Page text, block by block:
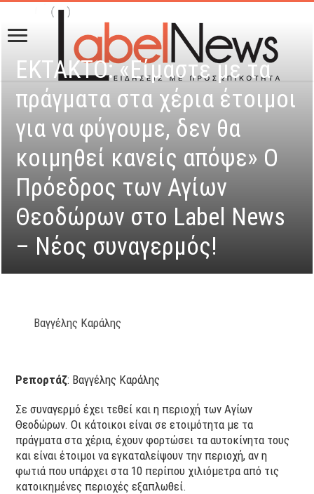
ΕΚΤΑΚΤΟ: «Είμαστε με τα
πράγματα στα χέρια έτοιμοι
για να φύγουμε, δεν θα
κοιμηθεί κανείς απόψε» Ο
Πρόεδρος των Αγίων
Θεοδώρων στο Label News
– Νέος συναγερμός!
Βαγγέλης Καράλης
Ρεπορτάζ: Βαγγέλης Καράλης
Σε συναγερμό έχει τεθεί και η περιοχή των Αγίων
Θεοδώρων. Οι κάτοικοι είναι σε ετοιμότητα με τα
πράγματα στα χέρια, έχουν φορτώσει τα αυτοκίνητα τους
και είναι έτοιμοι να εγκαταλείψουν την περιοχή, αν η
φωτιά που υπάρχει στα 10 περίπου χιλιόμετρα από τις
κατοικημένες περιοχές εξαπλωθεί.